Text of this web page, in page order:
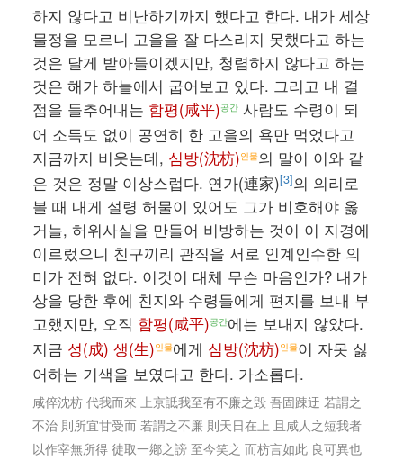
하지 않다고 비난하기까지 했다고 한다. 내가 세상
물정을 모르니 고을을 잘 다스리지 못했다고 하는
것은 달게 받아들이겠지만, 청렴하지 않다고 하는
것은 해가 하늘에서 굽어보고 있다. 그리고 내 결
점을 들추어내는 함평(咸平)공간 사람도 수령이 되
어 소득도 없이 공연히 한 고을의 욕만 먹었다고
지금까지 비웃는데, 심방(沈枋)인물의 말이 이와 같
은 것은 정말 이상스럽다. 연가(連家)[3]의 의리로
볼 때 내게 설령 허물이 있어도 그가 비호해야 옳
거늘, 허위사실을 만들어 비방하는 것이 이 지경에
이르렀으니 친구끼리 관직을 서로 인계인수한 의
미가 전혀 없다. 이것이 대체 무슨 마음인가? 내가
상을 당한 후에 친지와 수령들에게 편지를 보내 부
고했지만, 오직 함평(咸平)공간에는 보내지 않았다.
지금 성(成) 생(生)인물에게 심방(沈枋)인물이 자못 싫
어하는 기색을 보였다고 한다. 가소롭다.
咸倅沈枋 代我而來 上京詆我至有不廉之毁 吾固踈迂 若謂之
不治 則所宜甘受而 若謂之不廉 則天日在上 且咸人之短我者
以作宰無所得 徒取一鄕之謗 至今笑之 而枋言如此 良可異也